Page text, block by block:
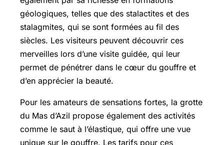
géologiques, telles que des stalactites et des
stalagmites, qui se sont formées au fil des
siècles. Les visiteurs peuvent découvrir ces
merveilles lors d’une visite guidée, qui leur
permet de pénétrer dans le cœur du gouffre et
d’en apprécier la beauté.
Pour les amateurs de sensations fortes, la grotte
du Mas d’Azil propose également des activités
comme le saut à l’élastique, qui offre une vue
unique sur le gouffre. Les tarifs pour ces